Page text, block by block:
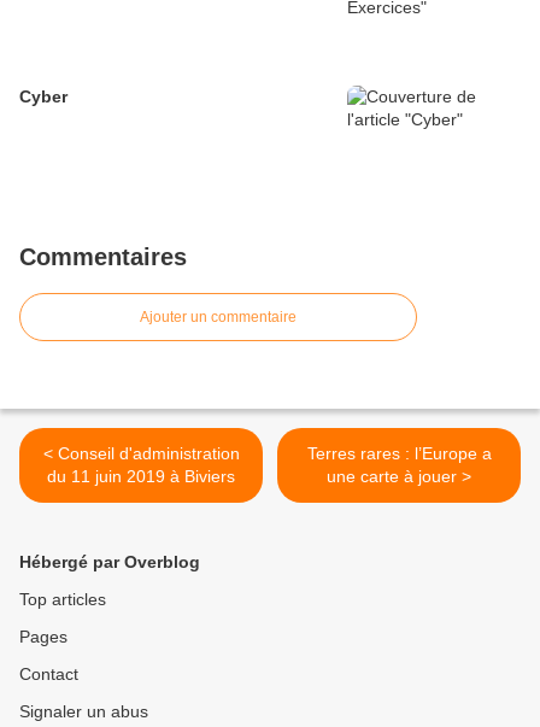
Cyber
Commentaires
Ajouter un commentaire
< Conseil d'administration
du 11 juin 2019 à Biviers
Terres rares : l’Europe a
une carte à jouer >
Hébergé par Overblog
Top articles
Pages
Contact
Signaler un abus